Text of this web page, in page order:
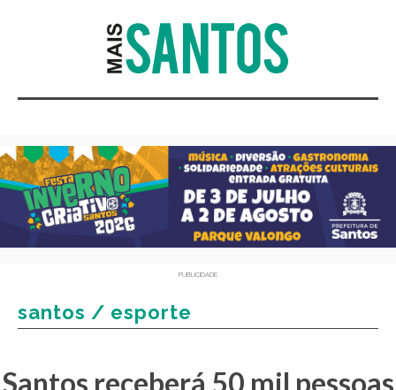
PUBLICIDADE
santos / esporte
Santos receberá 50 mil pessoas